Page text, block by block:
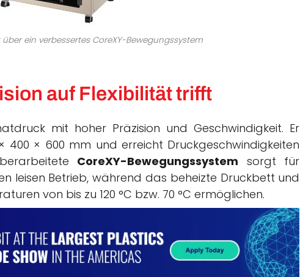
über ein verbessertes CoreXY-Bewegungssystem
auf Flexibilitättrifft
mit hoher Präzision und Geschwindigkeit. Er
400 × 600 mm und erreicht Druckgeschwindigkeiten
CoreXY-Bewegungssystem sorgt für
leisen Betrieb, während das beheizte Druckbett und
von bis zu 120 °C bzw. 70 °C ermöglichen.